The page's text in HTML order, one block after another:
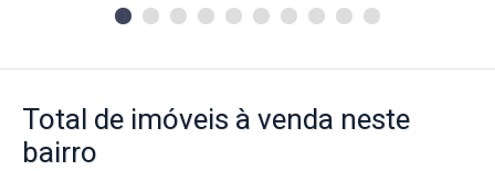
Total de imóveis à venda neste
bairro